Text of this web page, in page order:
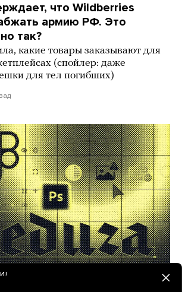
что Wildberries
армию РФ. Это
так?
какие товары заказывают для
(спойлер: даже
для тел погибших)